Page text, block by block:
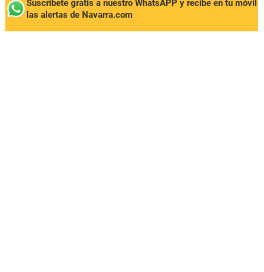
Suscríbete gratis a nuestro WhatsAPP y recibe en tu móvil
las alertas de Navarra.com